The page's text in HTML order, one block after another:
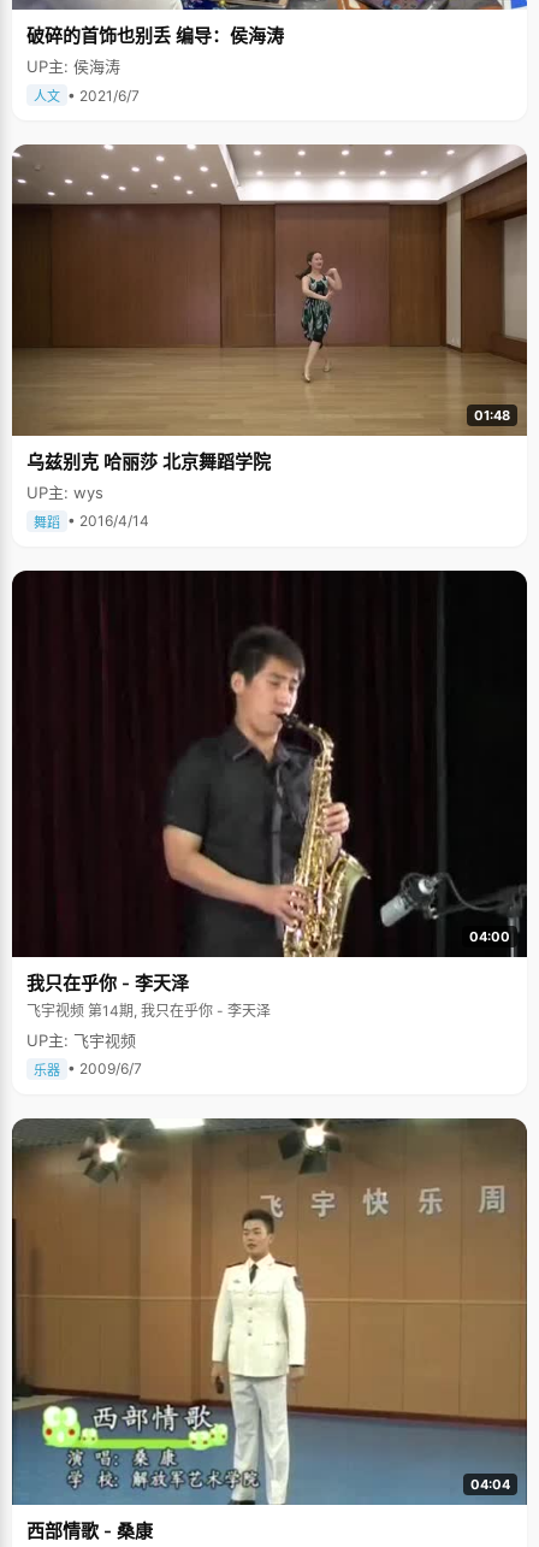
破碎的首饰也别丢 编导：侯海涛
UP主: 侯海涛
人文 • 2021/6/7
01:48
乌兹别克 哈丽莎 北京舞蹈学院
UP主: wys
舞蹈 • 2016/4/14
04:00
我只在乎你 - 李天泽
飞宇视频 第14期, 我只在乎你 - 李天泽
UP主: 飞宇视频
乐器 • 2009/6/7
04:04
西部情歌 - 桑康